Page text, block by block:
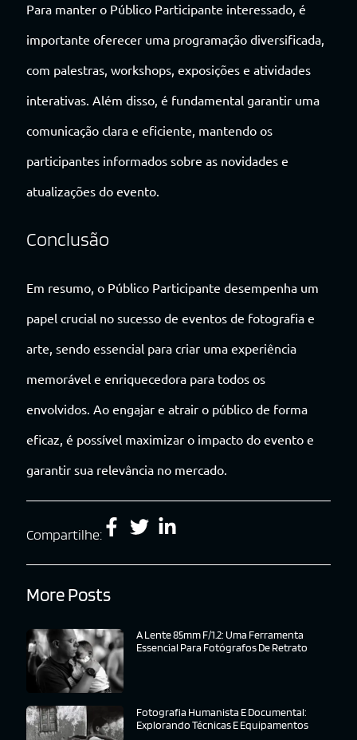
Para manter o Público Participante interessado, é
importante oferecer uma programação diversificada,
com palestras, workshops, exposições e atividades
interativas. Além disso, é fundamental garantir uma
comunicação clara e eficiente, mantendo os
participantes informados sobre as novidades e
atualizações do evento.
Conclusão
Em resumo, o Público Participante desempenha um
papel crucial no sucesso de eventos de fotografia e
arte, sendo essencial para criar uma experiência
memorável e enriquecedora para todos os
envolvidos. Ao engajar e atrair o público de forma
eficaz, é possível maximizar o impacto do evento e
garantir sua relevância no mercado.
Compartilhe:
More Posts
A Lente 85mm F/1.2: Uma Ferramenta
Essencial Para Fotógrafos De Retrato
Fotografia Humanista E Documental:
Explorando Técnicas E Equipamentos